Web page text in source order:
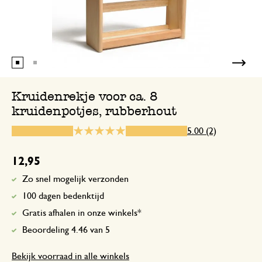
Kruidenrekje voor ca. 8
kruidenpotjes, rubberhout
5.00 (2)
12,95
Zo snel mogelijk verzonden
100 dagen bedenktijd
Gratis afhalen in onze winkels*
Beoordeling 4.46 van 5
Bekijk voorraad in alle winkels
Past perfect